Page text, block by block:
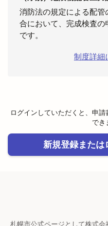
消防法の規定による配
合において、完成検査
です。
制度詳細
ログインしていただくと、申
でき
新規登録または
札幌市公式ページとして株式会